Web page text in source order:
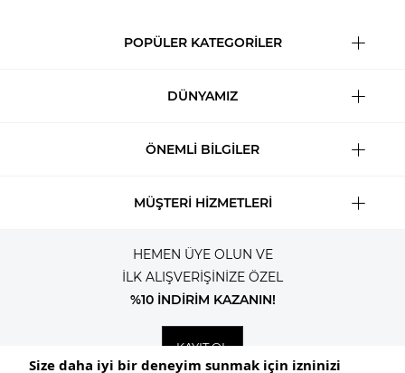
POPÜLER KATEGORİLER
DÜNYAMIZ
ÖNEMLİ BİLGİLER
MÜŞTERİ HİZMETLERİ
HEMEN ÜYE OLUN VE
İLK ALIŞVERİŞİNİZE ÖZEL
%10 İNDİRİM KAZANIN!
KAYIT OL